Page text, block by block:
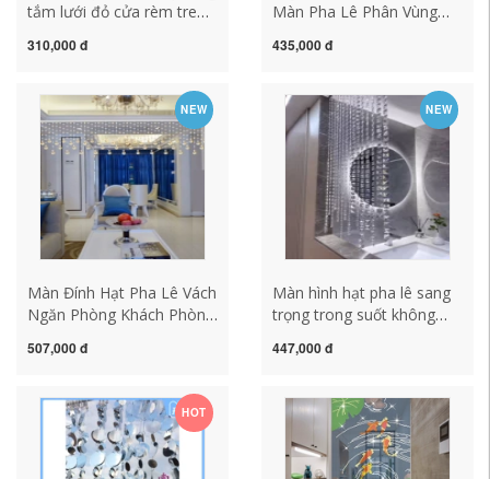
tắm lưới đỏ cửa rèm treo
phòng khách phòng ngủ
rèm gỗ hạt trơn
310,000 đ
Màn Pha Lê Phân Vùng
Khách Phòng Ngủ Nhà
Trang Trí Lối Đi Mà Không
Đục Lỗ mành rèm hạt gỗ
435,000 đ
NEW
Màn Đính Hạt Pha Lê Vách
Ngăn Phòng Khách Phòng
Trí Ánh Sáng Sang Trọng
Lỗ Mới rèm cửa hạt nhựa
cao cấp
507,000 đ
NEW
Màn hình hạt pha lê sang
trọng trong suốt không
ăn vách ngăn rèm phòng
màn hình pha lê rèm hạt
nhựa giả pha lê
447,000 đ
HOT